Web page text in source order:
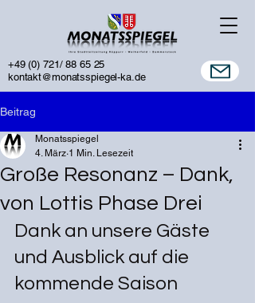
+49 (0) 721/ 88 65 25
kontakt@monatsspiegel-ka.de
Beitrag
Große Resonanz – Dank,
von Lottis Phase Drei
Monatsspiegel
4. März 1 Min. Lesezeit
Dank an unsere Gäste
und Ausblick auf die
kommende Saison